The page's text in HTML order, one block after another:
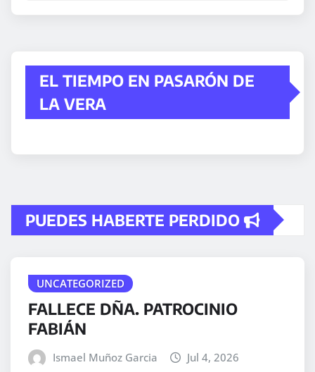
EL TIEMPO EN PASARÓN DE
LA VERA
PUEDES HABERTE PERDIDO
UNCATEGORIZED
FALLECE DÑA. PATROCINIO
FABIÁN
Ismael Muñoz Garcia Jul 4, 2026